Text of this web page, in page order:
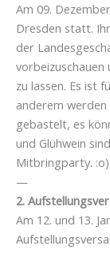
Am 09.
Dresden statt.
der
vorbeizuschauen
zu lassen. Es ist
anderem werden
gebastelt, es
und Glühwein
Mitbringparty.
—
2.
Am 12. und 13.